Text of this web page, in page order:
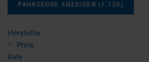
FAHRZEUGE ANZEIGEN (1.730 )
Hersteller
Preis
Rate